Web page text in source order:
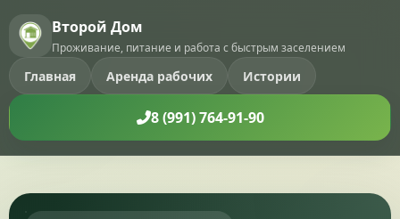
Второй Дом
Проживание, питание и работа с быстрым заселением
Главная Аренда рабочих Истории
8 (991) 764-91-90